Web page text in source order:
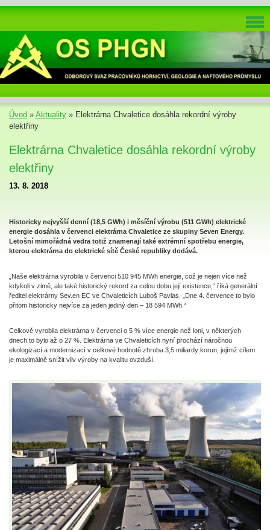
Úvod » Aktuality » Elektrárna Chvaletice dosáhla rekordní výroby
elektřiny
Elektrárna Chvaletice dosáhla rekordní výroby
elektřiny
13. 8. 2018
Historicky nejvyšší denní (18,5 GWh) i měsíční výrobu (511 GWh) elektrické
energie dosáhla v červenci elektrárna Chvaletice ze skupiny Seven Energy.
Letošní mimořádná vedra totiž znamenají také extrémní spotřebu energie,
kterou elektrárna do elektrické sítě České republiky dodává.
„Naše elektrárna vyrobila v červenci 510 945 MWh energie, což je nejen více než
kdykoli v zimě, ale také historický rekord za celou dobu její existence,“ říká generální
ředitel elektrárny Sev.en EC ve Chvaleticích Luboš Pavlas. „Dne 4. července to bylo
přitom historicky nejvíce za jeden jediný den – 18 594 MWh.“
Celkově vyrobila elektrárna v červenci o 5 % více energie než loni, v některých
dnech to bylo až o 27 %. Elektrárna ve Chvaleticích nyní prochází náročnou
ekologizací a modernizací v celkové hodnotě zhruba 3,5 miliardy korun, jejímž cílem
je maximálně snížit vliv výroby na kvalitu ovzduší.